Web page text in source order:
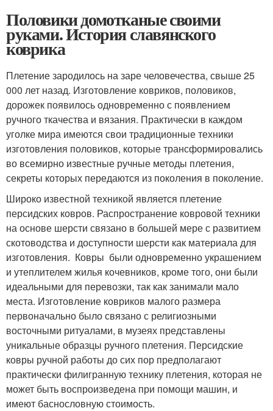
Половики домотканые своими
руками. История славянского
коврика
Плетение зародилось на заре человечества, свыше 25
000 лет назад. Изготовление ковриков, половиков,
дорожек появилось одновременно с появлением
ручного ткачества и вязания. Практически в каждом
уголке мира имеются свои традиционные техники
изготовления половиков, которые трансформировались
во всемирно известные ручные методы плетения,
секреты которых передаются из поколения в поколение.
Широко известной техникой является плетение
персидских ковров. Распространение ковровой техники
на основе шерсти связано в большей мере с развитием
скотоводства и доступности шерсти как материала для
изготовления. Ковры были одновременно украшением
и утеплителем жилья кочевников, кроме того, они были
идеальными для перевозки, так как занимали мало
места. Изготовление ковриков малого размера
первоначально было связано с религиозными
восточными ритуалами, в музеях представлены
уникальные образцы ручного плетения. Персидские
ковры ручной работы до сих пор предполагают
практически филигранную технику плетения, которая не
может быть воспроизведена при помощи машин, и
имеют баснословную стоимость.